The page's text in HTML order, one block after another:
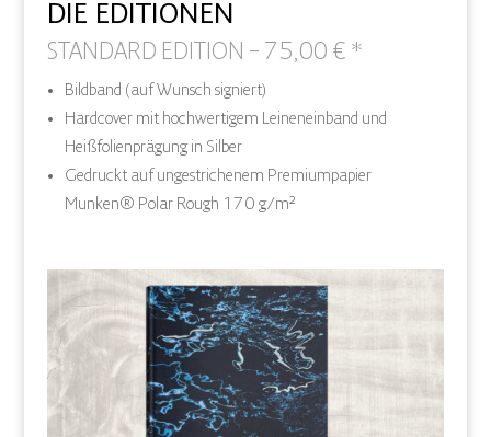
DIE EDITIONEN
STANDARD EDITION – 75,00 € *
Bildband (auf Wunsch signiert)
Hardcover mit hochwertigem Leineneinband und
Heißfolienprägung in Silber
Gedruckt auf ungestrichenem Premiumpapier
Munken® Polar Rough 170 g/m²